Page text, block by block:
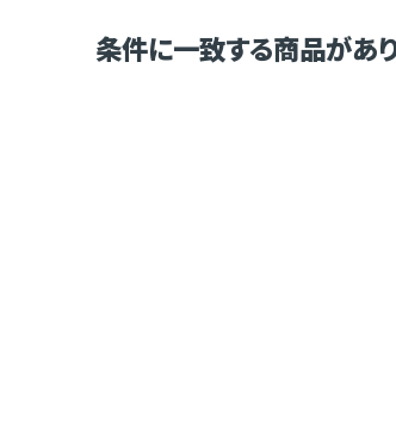
条件に一致する商品があ